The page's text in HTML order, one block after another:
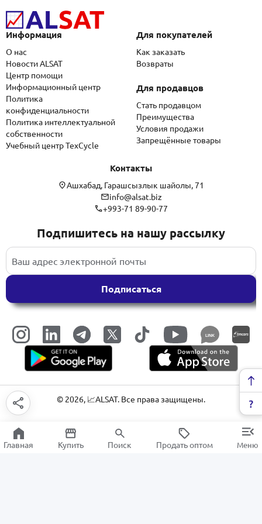
Информация
О нас
Новости ALSAT
Центр помощи
Информационный центр
Политика
конфиденциальности
Политика интеллектуальной
собственности
Учебный центр TexCycle
Для покупателей
Как заказать
Возвраты
Для продавцов
Стать продавцом
Преимущества
Условия продажи
Запрещённые товары
Контакты
Ашхабад, Гарашсызлык шайолы, 71
info@alsat.biz
+993-71 89-90-77
Подпишитесь на нашу рассылку
Подписаться
LINK
© 2026, 📈ALSAT. Все права защищены.
Главная Купить Поиск Продать оптом Меню